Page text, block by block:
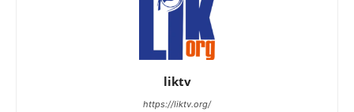
liktv
https://liktv.org/